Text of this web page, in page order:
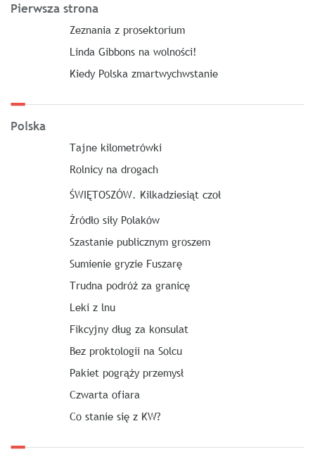
Pierwsza strona
Zeznania z prosektorium
Linda Gibbons na wolności!
Kiedy Polska zmartwychwstanie
Polska
Tajne kilometrówki
Rolnicy na drogach
ŚWIĘTOSZÓW. Kilkadziesiąt czoł
Źródło siły Polaków
Szastanie publicznym groszem
Sumienie gryzie Fuszarę
Trudna podróż za granicę
Leki z lnu
Fikcyjny dług za konsulat
Bez proktologii na Solcu
Pakiet pogrąży przemysł
Czwarta ofiara
Co stanie się z KW?